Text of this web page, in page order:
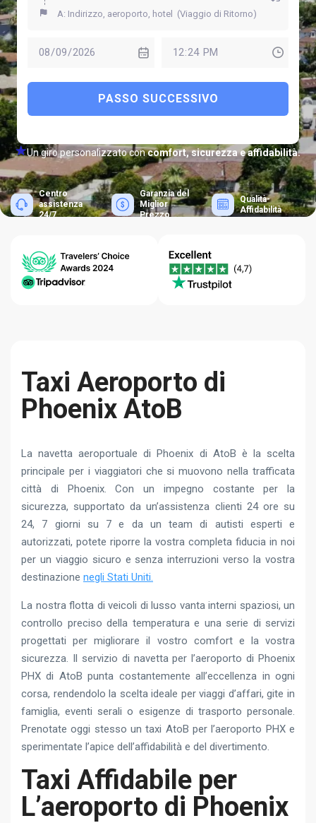
PASSO SUCCESSIVO
Un giro personalizzato concomfort, sicurezza e affidabilità.
Centro
assistenza
24/7
Garanzia del
Miglior
Prezzo
Qualità-
Affidabilità
Taxi Aeroporto di
Phoenix AtoB
La navetta aeroportuale di Phoenix di AtoB è la scelta
principale per i viaggiatori che si muovono nella trafficata
città di Phoenix. Con un impegno costante per la
sicurezza, supportato da un’assistenza clienti 24 ore su
24, 7 giorni su 7 e da un team di autisti esperti e
autorizzati, potete riporre la vostra completa fiducia in noi
per un viaggio sicuro e senza interruzioni verso la vostra
destinazione negli Stati Uniti.
La nostra flotta di veicoli di lusso vanta interni spaziosi, un
controllo preciso della temperatura e una serie di servizi
progettati per migliorare il vostro comfort e la vostra
sicurezza. Il servizio di navetta per l’aeroporto di Phoenix
PHX di AtoB punta costantemente all’eccellenza in ogni
corsa, rendendolo la scelta ideale per viaggi d’affari, gite in
famiglia, eventi serali o esigenze di trasporto personale.
Prenotate oggi stesso un taxi AtoB per l’aeroporto PHX e
sperimentate l’apice dell’affidabilità e del divertimento.
Taxi Affidabile per
L’aeroporto di Phoenix